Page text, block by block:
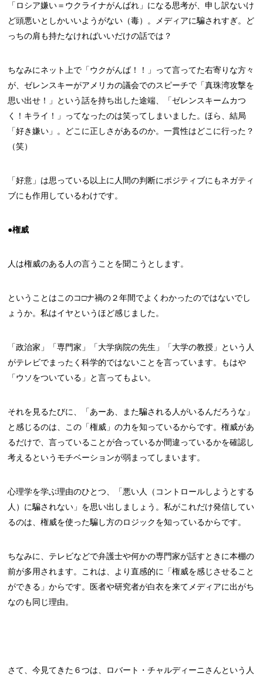
「ロシア嫌い＝ウクライナがんばれ」になる思考が、申し訳ないけ
ど頭悪いとしかいいようがない（毒）。メディアに騙されすぎ。ど
っちの肩も持たなければいいだけの話では？
ちなみにネット上で「ウクがんば！！」って言ってた右寄りな方々
が、ゼレンスキーがアメリカの議会でのスピーチで「真珠湾攻撃を
思い出せ！」という話を持ち出した途端、「ゼレンスキームカつ
く！キライ！」ってなったのは笑ってしまいました。ほら、結局
「好き嫌い」。どこに正しさがあるのか。一貫性はどこに行った？
（笑）
「好意」は思っている以上に人間の判断にポジティブにもネガティ
ブにも作用しているわけです。
●権威
人は権威のある人の言うことを聞こうとします。
ということはこのコ□ナ禍の２年間でよくわかったのではないでし
ょうか。私はイヤというほど感じました。
「政治家」「専門家」「大学病院の先生」「大学の教授」という人
がテレビでまったく科学的ではないことを言っています。もはや
「ウソをついている」と言ってもよい。
それを見るたびに、「あーあ、また騙される人がいるんだろうな」
と感じるのは、この「権威」の力を知っているからです。権威があ
るだけで、言っていることが合っているか間違っているかを確認し
考えるというモチベーションが弱まってしまいます。
心理学を学ぶ理由のひとつ、「悪い人（コントロールしようとする
人）に騙されない」を思い出しましょう。私がこれだけ発信してい
るのは、権威を使った騙し方のロジックを知っているからです。
ちなみに、テレビなどで弁護士や何かの専門家が話すときに本棚の
前が多用されます。これは、より直感的に「権威を感じさせること
ができる」からです。医者や研究者が白衣を来てメディアに出がち
なのも同じ理由。
さて、今見てきた６つは、ロバート・チャルディーニさんという人